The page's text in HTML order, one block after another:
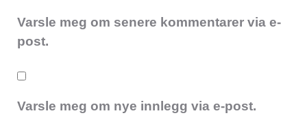
Varsle meg om senere kommentarer via e-
post.
Varsle meg om nye innlegg via e-post.